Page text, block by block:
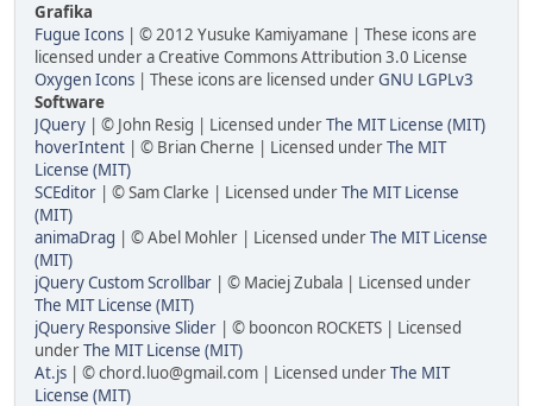
Grafika
Fugue Icons | © 2012 Yusuke Kamiyamane | These icons are
licensed under a Creative Commons Attribution 3.0 License
Oxygen Icons | These icons are licensed underGNU LGPLv3
Software
JQuery | © John Resig | Licensed underThe MIT License (MIT)
hoverIntent | © Brian Cherne | Licensed underThe MIT
License (MIT)
SCEditor | © Sam Clarke | Licensed underThe MIT License
(MIT)
animaDrag | © Abel Mohler | Licensed underThe MIT License
(MIT)
jQuery Custom Scrollbar | © Maciej Zubala | Licensed under
The MIT License (MIT)
jQuery Responsive Slider | © booncon ROCKETS | Licensed
underThe MIT License (MIT)
At.js | © chord.luo@gmail.com | Licensed underThe MIT
License (MIT)